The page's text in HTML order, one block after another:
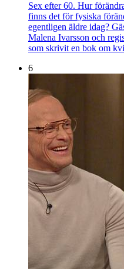
Sex efter 60. Hur
finns det för fysiska
egentligen äldre idag?
Malena Ivarsson och
som skrivit en bok om
6